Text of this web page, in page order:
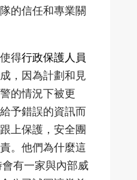
的信任和專業關
得行政保護人員
，因為計劃和見
的情況下被更
予錯誤的資訊而
上保護，安全團
。他們為什麼這
有一家與內部威